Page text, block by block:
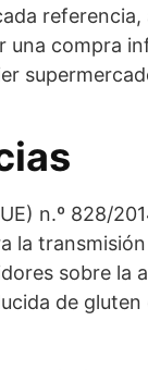
referencia,
una compra
n.º 828/
la
sobre la
de gluten